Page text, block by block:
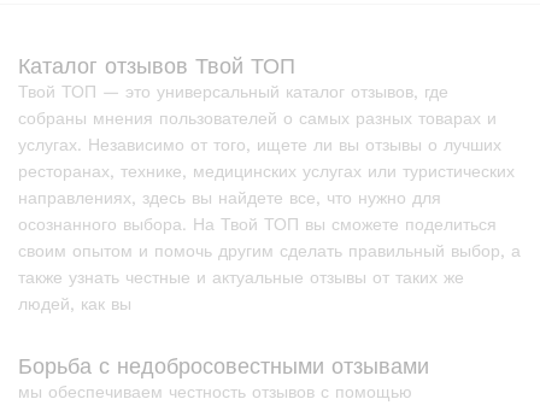
Каталог отзывов Твой ТОП
Твой ТОП — это универсальный каталог отзывов, где
собраны мнения пользователей о самых разных товарах и
услугах. Независимо от того, ищете ли вы отзывы о лучших
ресторанах, технике, медицинских услугах или туристических
направлениях, здесь вы найдете все, что нужно для
осознанного выбора. На Твой ТОП вы сможете поделиться
своим опытом и помочь другим сделать правильный выбор, а
также узнать честные и актуальные отзывы от таких же
людей, как вы
Борьба с недобросовестными отзывами
мы обеспечиваем честность отзывов с помощью